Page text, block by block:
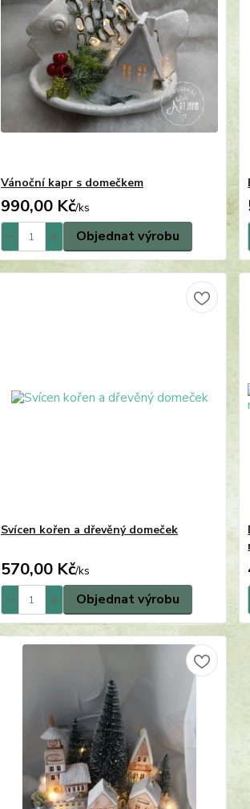
Vánoční kapr s domečkem
990,00 Kč/ks
Objednat výrobu
Svícen kořen a dřevěný domeček
570,00 Kč/ks
Objednat výrobu